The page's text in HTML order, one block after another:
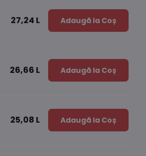
27,24 L Adaugă la Coș
26,66 L Adaugă la Coș
25,08 L Adaugă la Coș